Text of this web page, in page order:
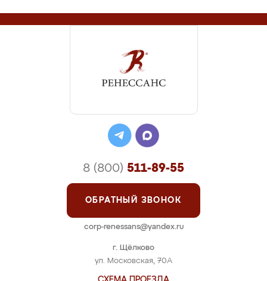
г. Щёлково
ул. Московская, 70А
8 (800) 511-89-55
ОБРАТНЫЙ ЗВОНОК
corp-renessans@yandex.ru